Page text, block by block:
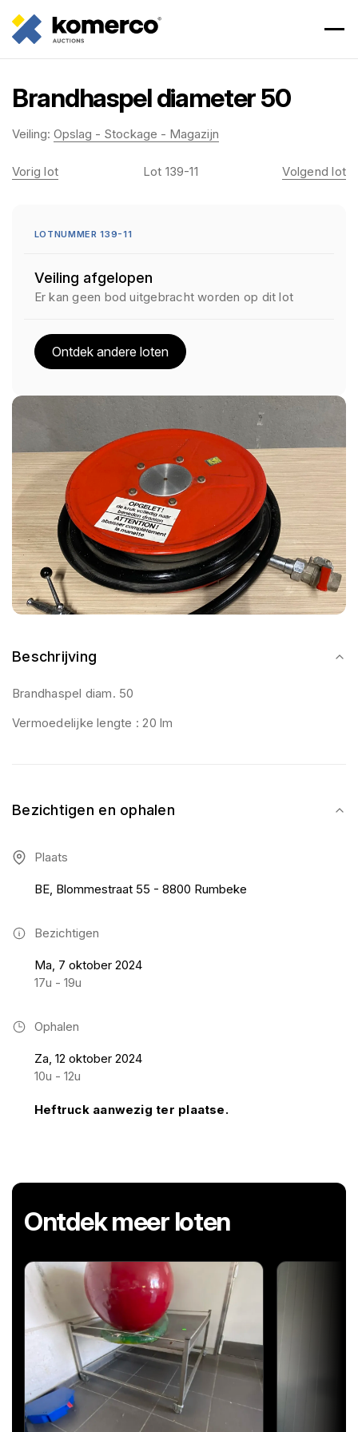
Brandhaspel diameter 50
Veiling: Opslag - Stockage - Magazijn
Beschrijving
Brandhaspel diam. 50
Vermoedelijke lengte : 20 lm
Bezichtigen en ophalen
Plaats
BE, Blommestraat 55 - 8800 Rumbeke
Bezichtigen
Ma, 7 oktober 2024
17u - 19u
Ophalen
Za, 12 oktober 2024
10u - 12u
Heftruck aanwezig ter plaatse.
Vorig lot Lot 139-11 Volgend lot
LOTNUMMER 139-11
Veiling afgelopen
Er kan geen bod uitgebracht worden op dit lot
Ontdek andere loten
Ontdek meer loten